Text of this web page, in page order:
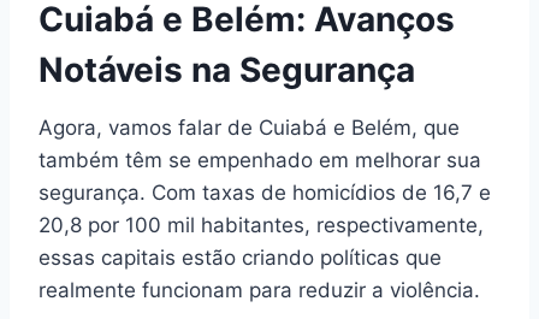
Cuiabá e Belém: Avanços
Notáveis na Segurança
Agora, vamos falar de Cuiabá e Belém, que
também têm se empenhado em melhorar sua
segurança. Com taxas de homicídios de 16,7 e
20,8 por 100 mil habitantes, respectivamente,
essas capitais estão criando políticas que
realmente funcionam para reduzir a violência.